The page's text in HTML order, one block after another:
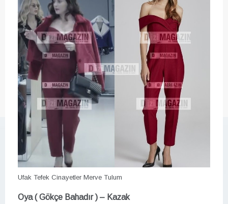
Ufak Tefek Cinayetler Merve Tulum
Oya ( Gökçe Bahadır ) – Kazak